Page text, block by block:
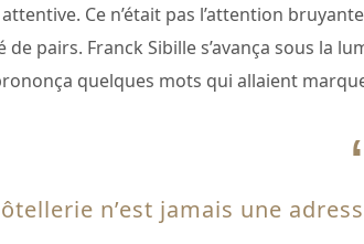
Ce n’était pas l’attention
de pairs. Franck Sibille s’avança sous la
quelques mots qui allaient
n’est jamais une